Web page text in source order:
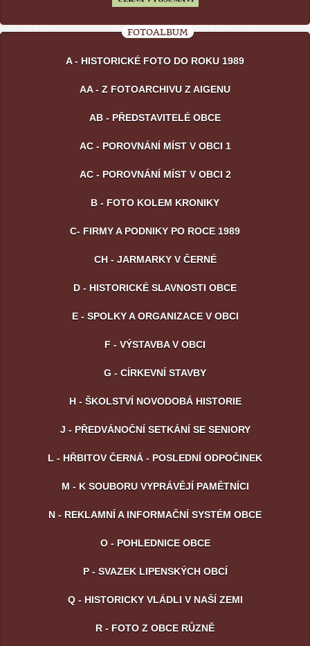
FOTOALBUM
A - HISTORICKÉ FOTO DO ROKU 1989
AA - Z FOTOARCHIVU Z AIGENU
AB - PŘEDSTAVITELÉ OBCE
AC - POROVNÁNÍ MÍST V OBCI 1
AC - POROVNÁNÍ MÍST V OBCI 2
B - FOTO KOLEM KRONIKY
C- FIRMY A PODNIKY PO ROCE 1989
CH - JARMARKY V ČERNÉ
D - HISTORICKÉ SLAVNOSTI OBCE
E - SPOLKY A ORGANIZACE V OBCI
F - VÝSTAVBA V OBCI
G - CÍRKEVNÍ STAVBY
H - ŠKOLSTVÍ NOVODOBÁ HISTORIE
J - PŘEDVÁNOČNÍ SETKÁNÍ SE SENIORY
L - HŘBITOV ČERNÁ - POSLEDNÍ ODPOČINEK
M - K SOUBORU VYPRÁVĚJÍ PAMĚTNÍCI
N - REKLAMNÍ A INFORMAČNÍ SYSTÉM OBCE
O - POHLEDNICE OBCE
P - SVAZEK LIPENSKÝCH OBCÍ
Q - HISTORICKY VLÁDLI V NAŠÍ ZEMI
R - FOTO Z OBCE RŮZNĚ